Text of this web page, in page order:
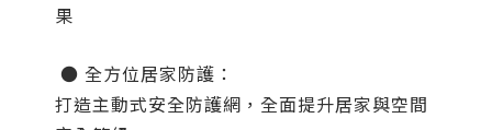
果
● 全方位居家防護：
打造主動式安全防護網，全面提升居家與空間